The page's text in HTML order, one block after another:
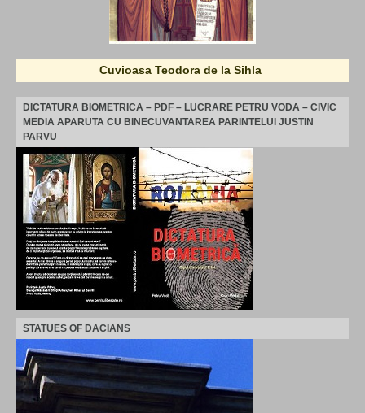
Cuvioasa Teodora de la Sihla
DICTATURA BIOMETRICA – PDF – LUCRARE PETRU VODA – CIVIC
MEDIA APARUTA CU BINECUVANTAREA PARINTELUI JUSTIN
PARVU
STATUES OF DACIANS